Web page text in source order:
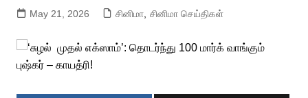
May 21, 2026 சினிமா, சினிமா செய்திகள்